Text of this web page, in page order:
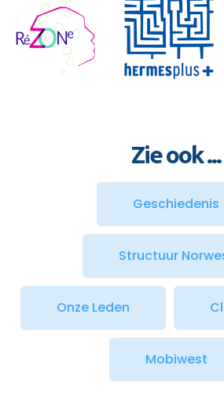
Zie ook ...
Geschiedenis
Structuur
Onze Leden
Mobiwest